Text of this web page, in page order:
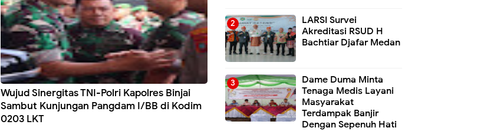
Wujud Sinergitas TNI-Polri Kapolres Binjai
Sambut Kunjungan Pangdam I/BB di Kodim
0203 LKT
LARSI Survei
Akreditasi RSUD H
Bachtiar Djafar Medan
Dame Duma Minta
Tenaga Medis Layani
Masyarakat
Terdampak Banjir
Dengan Sepenuh Hati